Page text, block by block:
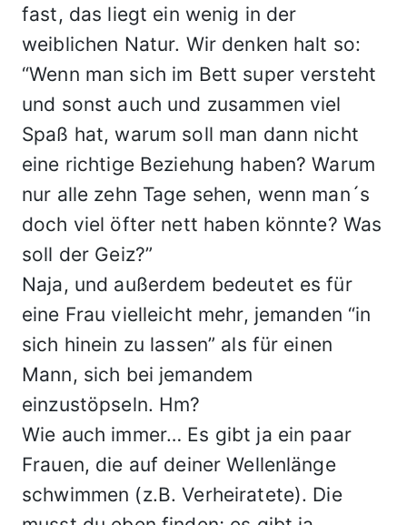
fast, das liegt ein wenig in der
weiblichen Natur. Wir denken halt so:
“Wenn man sich im Bett super versteht
und sonst auch und zusammen viel
Spaß hat, warum soll man dann nicht
eine richtige Beziehung haben? Warum
nur alle zehn Tage sehen, wenn man´s
doch viel öfter nett haben könnte? Was
soll der Geiz?”
Naja, und außerdem bedeutet es für
eine Frau vielleicht mehr, jemanden “in
sich hinein zu lassen” als für einen
Mann, sich bei jemandem
einzustöpseln. Hm?
Wie auch immer… Es gibt ja ein paar
Frauen, die auf deiner Wellenlänge
schwimmen (z.B. Verheiratete). Die